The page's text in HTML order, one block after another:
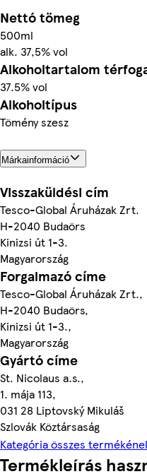
Nettó tömeg
500ml
alk. 37,5% vol
Alkoholtartalom
37.5% vol
Alkoholtípus
Tömény szesz
Márkainformáció
Visszaküldési cím
Tesco-Global Áruházak Zrt.
H-2040 Budaörs
Kinizsi út 1-3.
Magyarország
Forgalmazó címe
Tesco-Global Áruházak Zrt.,
H-2040 Budaörs,
Kinizsi út 1-3.,
Magyarország
Gyártó címe
St. Nicolaus a.s.,
1. mája 113,
031 28 Liptovský Mikuláš
Szlovák Köztársaság
Kategória összes
Termékleírás